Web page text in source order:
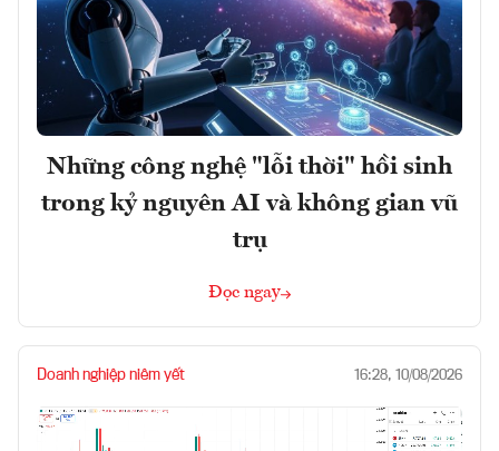
Những công nghệ "lỗi thời" hồi sinh
trong kỷ nguyên AI và không gian vũ
trụ
Đọc ngay
Doanh nghiệp niêm yết 16:28, 10/08/2026